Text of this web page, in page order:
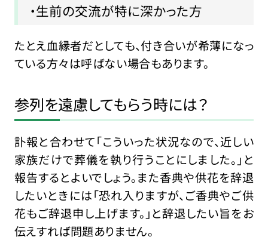
・生前の交流が特に深かった方
たとえ血縁者だとしても、付き合いが希薄になっ
ている方々は呼ばない場合もあります。
参列を遠慮してもらう時には？
訃報と合わせて「こういった状況なので、近しい
家族だけで葬儀を執り行うことにしました。」と
報告するとよいでしょう。また香典や供花を辞退
したいときには「恐れ入りますが、ご香典やご供
花もご辞退申し上げます。」と辞退したい旨をお
伝えすれば問題ありません。